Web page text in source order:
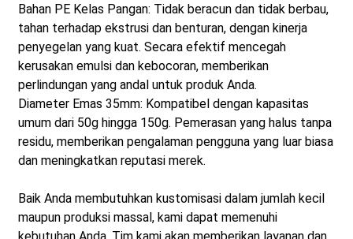
Bahan PE Kelas Pangan: Tidak beracun dan tidak berbau,
tahan terhadap ekstrusi dan benturan, dengan kinerja
penyegelan yang kuat. Secara efektif mencegah
kerusakan emulsi dan kebocoran, memberikan
perlindungan yang andal untuk produk Anda.
Diameter Emas 35mm: Kompatibel dengan kapasitas
umum dari 50g hingga 150g. Pemerasan yang halus tanpa
residu, memberikan pengalaman pengguna yang luar biasa
dan meningkatkan reputasi merek.
Baik Anda membutuhkan kustomisasi dalam jumlah kecil
maupun produksi massal, kami dapat memenuhi